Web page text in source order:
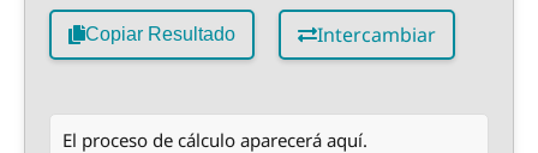
Copiar Resultado Intercambiar
El proceso de cálculo aparecerá aquí.